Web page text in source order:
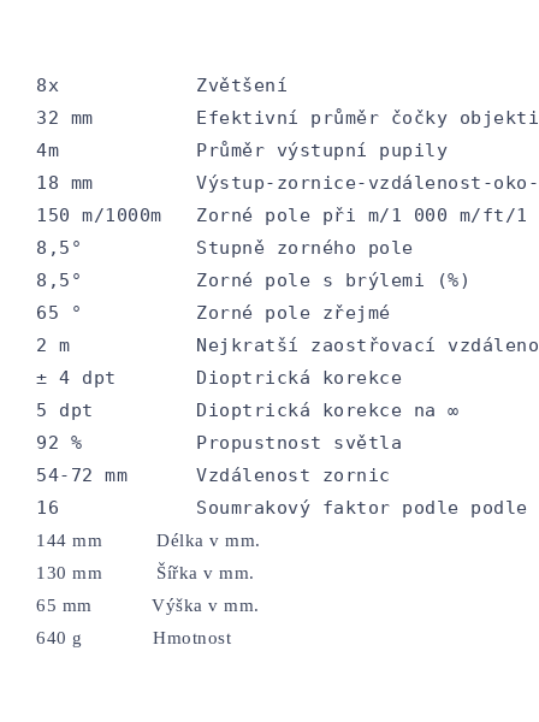
8x            Zvětšení
32 mm         Efektivní průměr čočky
4m            Průměr výstupní pupily
18 mm         Výstup-zornice-vzdálenost-
150 m/1000m   Zorné pole při m/1 000 m/ft/1
8,5°          Stupně zorného pole
8,5°          Zorné pole s brýlemi (%)
65 °          Zorné pole zřejmé
2 m           Nejkratší zaostřovací
± 4 dpt       Dioptrická korekce
5 dpt         Dioptrická korekce na ∞
92 %          Propustnost světla
54-72 mm      Vzdálenost zornic
16            Soumrakový faktor podle podle
144 mm          Délka v mm.
130 mm          Šířka v mm.
65 mm           Výška v mm.
640 g             Hmotnost